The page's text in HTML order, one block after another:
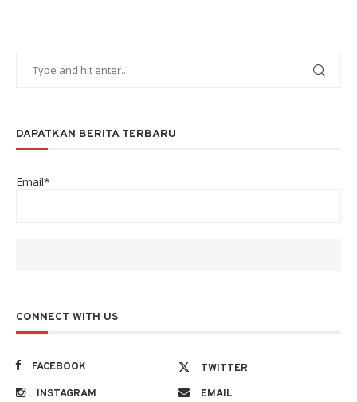
DAPATKAN BERITA TERBARU
Email*
CONNECT WITH US
FACEBOOK
TWITTER
INSTAGRAM
EMAIL